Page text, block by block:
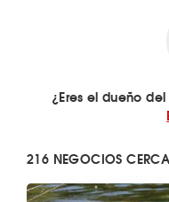
¿Eres el dueño
216 NEGOCIOS